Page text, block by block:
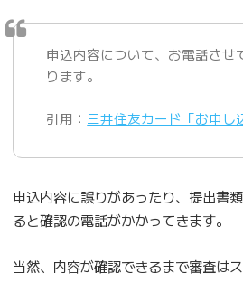
申込内容について、お電話させ
ります。
引用： 三井住友カード「お申し
申込内容に誤りがあったり、提出書
ると確認の電話がかかってきます。
当然、内容が確認できるまで審査は